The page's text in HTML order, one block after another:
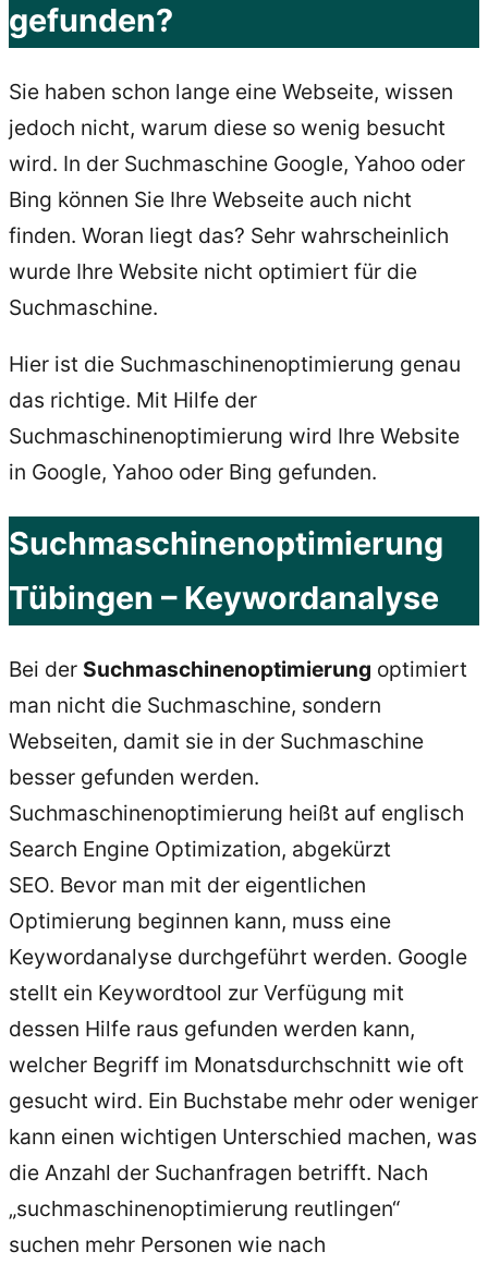
gefunden?
Sie haben schon lange eine Webseite, wissen
jedoch nicht, warum diese so wenig besucht
wird. In der Suchmaschine Google, Yahoo oder
Bing können Sie Ihre Webseite auch nicht
finden. Woran liegt das? Sehr wahrscheinlich
wurde Ihre Website nicht optimiert für die
Suchmaschine.
Hier ist die Suchmaschinenoptimierung genau
das richtige. Mit Hilfe der
Suchmaschinenoptimierung wird Ihre Website
in Google, Yahoo oder Bing gefunden.
Suchmaschinenoptimierung
Tübingen – Keywordanalyse
Bei der Suchmaschinenoptimierung optimiert
man nicht die Suchmaschine, sondern
Webseiten, damit sie in der Suchmaschine
besser gefunden werden.
Suchmaschinenoptimierung heißt auf englisch
Search Engine Optimization, abgekürzt
SEO. Bevor man mit der eigentlichen
Optimierung beginnen kann, muss eine
Keywordanalyse durchgeführt werden. Google
stellt ein Keywordtool zur Verfügung mit
dessen Hilfe raus gefunden werden kann,
welcher Begriff im Monatsdurchschnitt wie oft
gesucht wird. Ein Buchstabe mehr oder weniger
kann einen wichtigen Unterschied machen, was
die Anzahl der Suchanfragen betrifft. Nach
„suchmaschinenoptimierung reutlingen“
suchen mehr Personen wie nach